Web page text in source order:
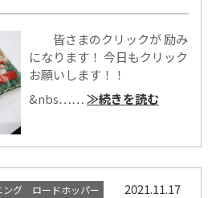
皆さまのクリックが 励み
になります！ 今日もクリック
お願いします！！
&nbs……≫続きを読む
2021.11.17
ング ロードホッパー